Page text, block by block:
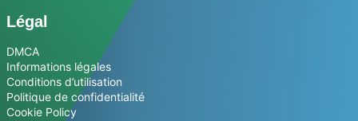
Légal
DMCA
Informations légales
Conditions d’utilisation
Politique de confidentialité
Cookie Policy